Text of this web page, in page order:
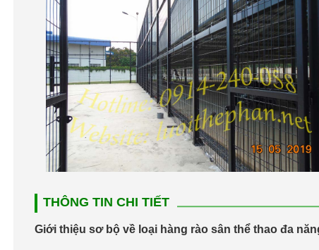
THÔNG TIN CHI TIẾT
Giới thiệu sơ bộ về loại hàng rào sân thể thao đa